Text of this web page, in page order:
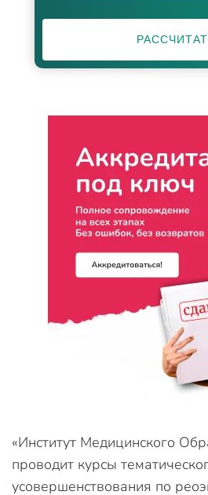
«Институт Медицинского
проводит курсы
усовершенствования по